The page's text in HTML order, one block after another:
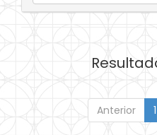
Anterior 1